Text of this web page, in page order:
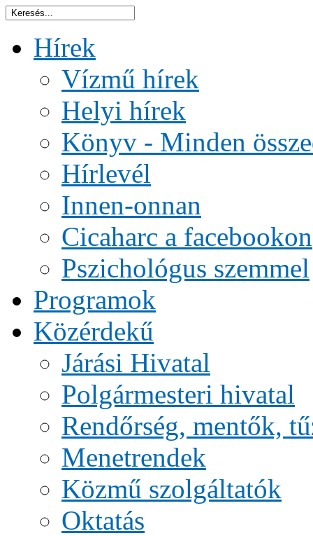
Hírek
Vízmű hírek
Helyi hírek
Könyv - Minden
Hírlevél
Innen-onnan
Cicaharc a facebookon
Pszichológus szemmel
Programok
Közérdekű
Járási Hivatal
Polgármesteri hivatal
Rendőrség, mentők,
Menetrendek
Közmű szolgáltatók
Oktatás